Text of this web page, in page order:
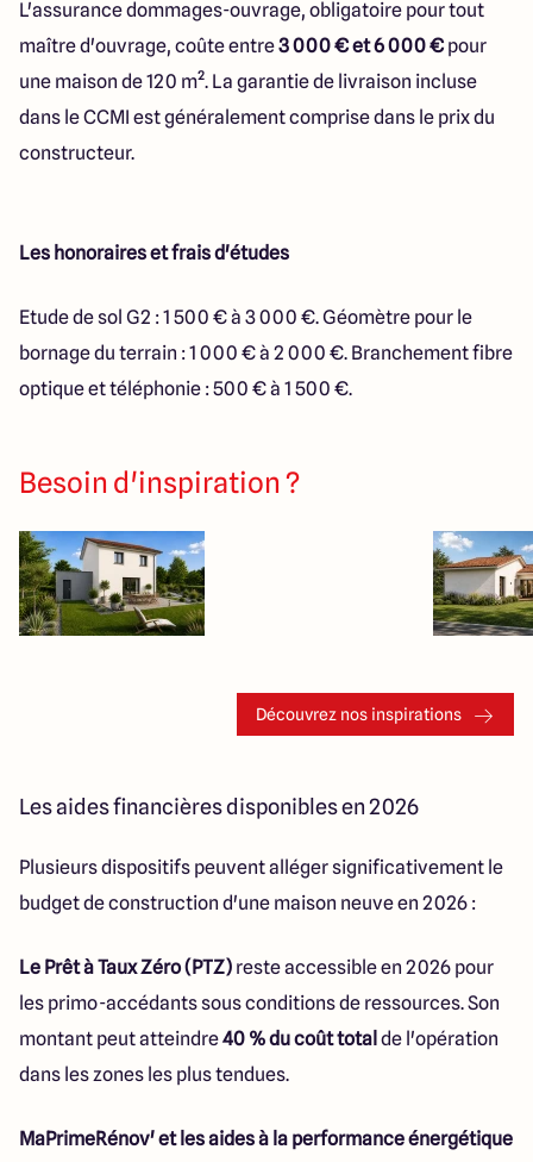
L'assurance dommages-ouvrage, obligatoire pour tout
maître d'ouvrage, coûte entre3 000 € et 6 000 € pour
une maison de 120 m². La garantie de livraison incluse
dans le CCMI est généralement comprise dans le prix du
constructeur.
Les honoraires et frais d'études
Etude de sol G2 : 1 500 € à 3 000 €. Géomètre pour le
bornage du terrain : 1 000 € à 2 000 €. Branchement fibre
optique et téléphonie : 500 € à 1 500 €.
Besoin d'inspiration ?
Découvrez nos inspirations
Les aides financières disponibles en 2026
Plusieurs dispositifs peuvent alléger significativement le
budget de construction d'une maison neuve en 2026 :
Le Prêt à Taux Zéro (PTZ) reste accessible en 2026 pour
les primo-accédants sous conditions de ressources. Son
montant peut atteindre40 % du coût total de l'opération
dans les zones les plus tendues.
MaPrimeRénov' et les aides à la performance énergétique